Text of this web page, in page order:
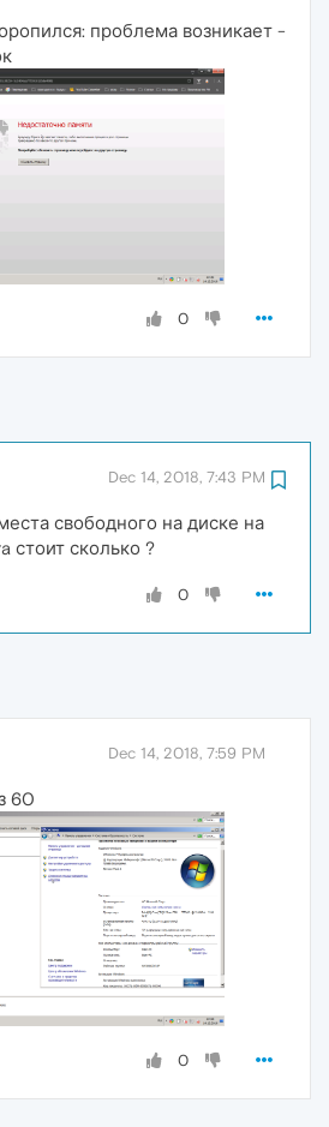
проблема возникает -
0
Dec 14, 2018, 7:43 PM
свободного на диске на
стоит сколько ?
0
Dec 14, 2018, 7:59 PM
60
0